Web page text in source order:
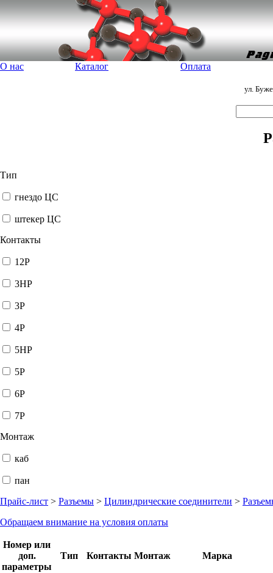
О нас Каталог Оплата
ул.
Тип
гнездо ЦС
штекер ЦС
Контакты
12P
3HP
3P
4P
5HP
5P
6P
7P
Монтаж
каб
пан
Прайс-лист > Разъемы > Цилиндрические соединители >
Обращаем внимание на условия оплаты
Номер или
доп.
параметры
Тип Контакты Монтаж Марка